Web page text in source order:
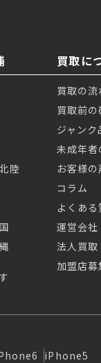
陸
買取に
買取の流
買取前
ジャン
未成年者
お客様の
コラム
よくあ
運営会社
法人買取
加盟店募
iPhone5